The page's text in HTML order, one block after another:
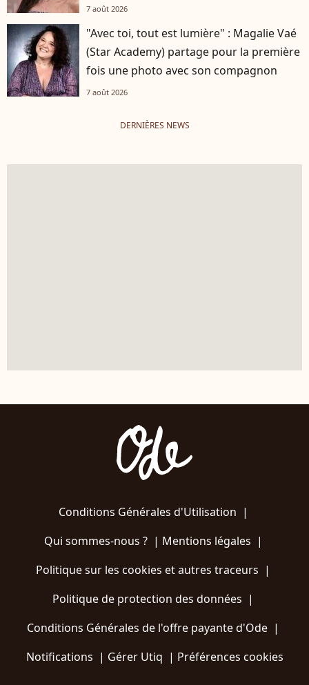
7 août 2026
"Avec toi, tout est lumière" : Magalie Vaé
(Star Academy) partage pour la première
fois une photo avec son compagnon
7 août 2026
DERNIÈRES NEWS
Conditions Générales d'Utilisation |
Qui sommes-nous ?| Mentions légales |
Politique sur les cookies et autres traceurs |
Politique de protection des données |
Conditions Générales de l'offre payante d'Ode |
Notifications | Gérer Utiq | Préférences cookies